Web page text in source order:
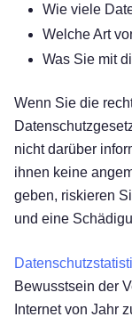
Wie viele
Welche Art
Was Sie mit
Wenn Sie die
nicht darüber
ihnen keine
geben, riskieren
und eine
Bewusstsein der
Internet von Jahr